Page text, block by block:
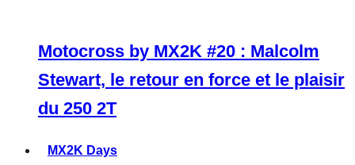
Motocross by MX2K #20 : Malcolm
Stewart, le retour en force et le plaisir
du 250 2T
MX2K Days